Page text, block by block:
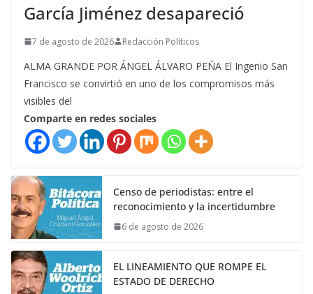
García Jiménez desapareció
7 de agosto de 2026 Redacción Políticos
ALMA GRANDE POR ÁNGEL ÁLVARO PEÑA El Ingenio San
Francisco se convirtió en uno de los compromisos más
visibles del
Comparte en redes sociales
Censo de periodistas: entre el
reconocimiento y la incertidumbre
6 de agosto de 2026
EL LINEAMIENTO QUE ROMPE EL
ESTADO DE DERECHO